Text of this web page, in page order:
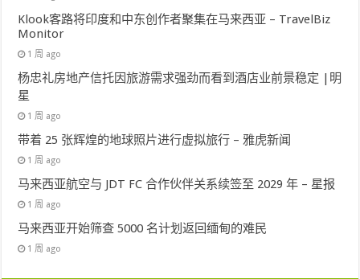
Klook客路将印度和中东创作者聚集在马来西亚 – TravelBiz
Monitor
1 周 ago
杨忠礼房地产信托因旅游需求强劲而看到酒店业前景稳定 |明
星
1 周 ago
带着 25 张辉煌的地球照片进行虚拟旅行 – 雅虎新闻
1 周 ago
马来西亚航空与 JDT FC 合作伙伴关系续签至 2029 年 – 星报
1 周 ago
马来西亚开始筛查 5000 名计划返回缅甸的难民
1 周 ago